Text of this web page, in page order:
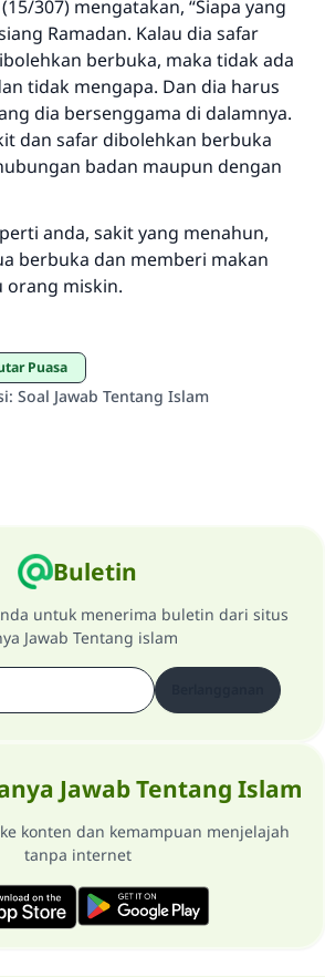
307) mengatakan, “Siapa yang
Ramadan. Kalau dia safar
berbuka, maka tidak ada
tidak mengapa. Dan dia harus
dia bersenggama di dalamnya.
dan safar dibolehkan berbuka
badan maupun dengan
anda, sakit yang menahun,
berbuka dan memberi makan
orang miskin.
Puasa
: Soal Jawab Tentang Islam
Buletin
untuk menerima buletin dari situs
Jawab Tentang islam
Jawab Tentang Islam
konten dan kemampuan menjelajah
tanpa internet
memberikan jawaban untuk umat
Rasulullah ﷺ bersabda
suatu kebaikan,
mendapatkan pahala yang
orang yang melakukannya"
Saham